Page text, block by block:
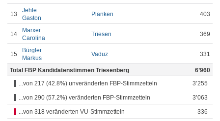
13
Jehle
Gaston
Planken 403
14
Marxer
Carolina
Triesen 369
15
Bürgler
Markus
Vaduz 331
Total FBP Kandidatenstimmen Triesenberg
6’960
...von 217 (42.8%) unveränderten FBP-Stimmzetteln
3’255
...von 290 (57.2%) veränderten FBP-Stimmzetteln 3’063
...von 318 veränderten VU-Stimmzetteln 336